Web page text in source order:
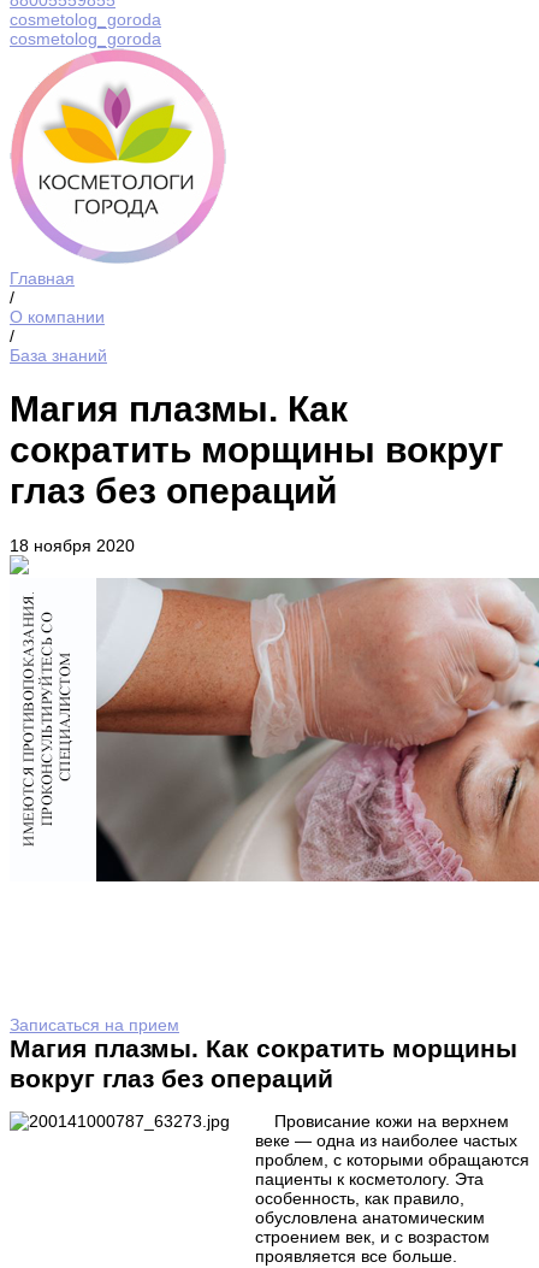
cosmetolog_goroda
cosmetolog_goroda
Главная
/
О компании
/
База знаний
Магия плазмы. Как
сократить морщины вокруг
глаз без операций
18 ноября 2020
Записаться на прием
Магия плазмы. Как сократить морщины
вокруг глаз без операций
Провисание кожи на верхнем
веке — одна из наиболее частых
проблем, с которыми обращаются
пациенты к косметологу. Эта
особенность, как правило,
обусловлена анатомическим
строением век, и с возрастом
проявляется все больше.